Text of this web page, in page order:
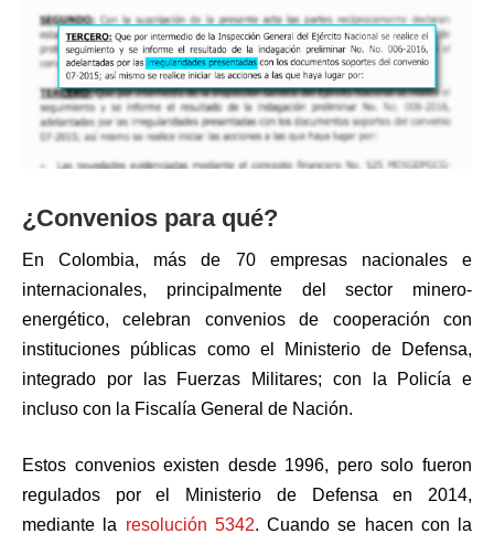
¿Convenios para qué?
En Colombia, más de 70 empresas nacionales e
internacionales, principalmente del sector minero-
energético, celebran convenios de cooperación con
instituciones públicas como el Ministerio de Defensa,
integrado por las Fuerzas Militares; con la Policía e
incluso con la Fiscalía General de Nación.
Estos convenios existen desde 1996, pero solo fueron
regulados por el Ministerio de Defensa en 2014,
mediante la resolución 5342. Cuando se hacen con la